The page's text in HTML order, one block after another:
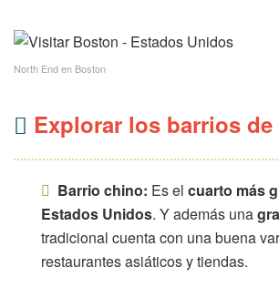
North End en Boston
Explorar los barrios
Barrio chino: Es el cuarto más
Estados Unidos. Y además una
tradicional cuenta con una buena
restaurantes asiáticos y tiendas.